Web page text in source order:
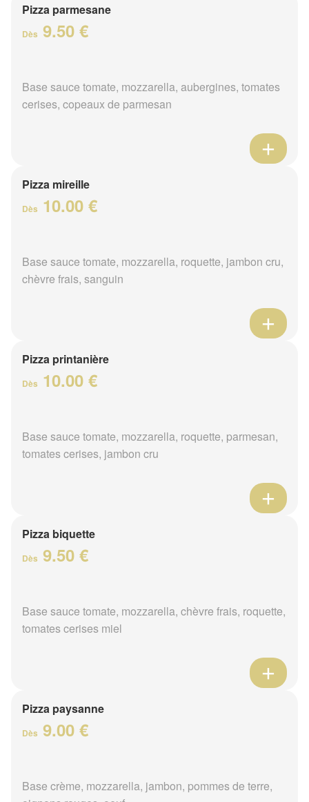
Pizza parmesane
Dès 9.50 €
Base sauce tomate, mozzarella, aubergines, tomates
cerises, copeaux de parmesan
Pizza mireille
Dès 10.00 €
Base sauce tomate, mozzarella, roquette, jambon cru,
chèvre frais, sanguin
Pizza printanière
Dès 10.00 €
Base sauce tomate, mozzarella, roquette, parmesan,
tomates cerises, jambon cru
Pizza biquette
Dès 9.50 €
Base sauce tomate, mozzarella, chèvre frais, roquette,
tomates cerises miel
Pizza paysanne
Dès 9.00 €
Base crème, mozzarella, jambon, pommes de terre,